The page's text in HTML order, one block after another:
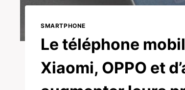
SMARTPHONE
Le téléphone
Xiaomi, OPPO et